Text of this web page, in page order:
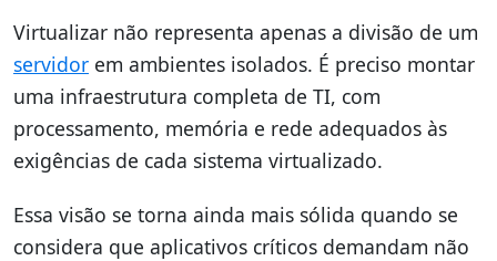
Virtualizar não representa apenas a divisão de um
servidor em ambientes isolados. É preciso montar
uma infraestrutura completa de TI, com
processamento, memória e rede adequados às
exigências de cada sistema virtualizado.
Essa visão se torna ainda mais sólida quando se
considera que aplicativos críticos demandam não